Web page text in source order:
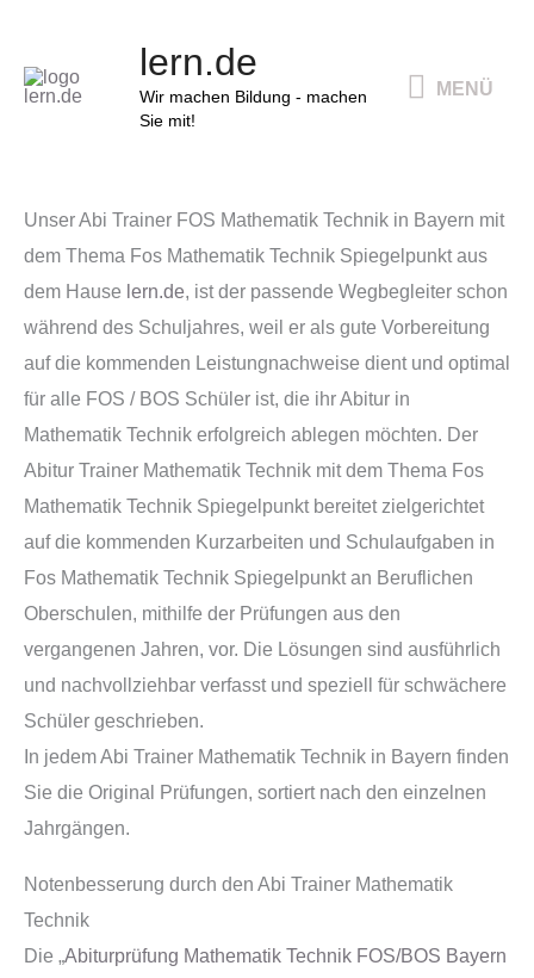
springen
lern.de
Wir machen Bildung - machen
Sie mit!
MENÜ
Unser Abi Trainer FOS Mathematik Technik in Bayern mit
dem Thema Fos Mathematik Technik Spiegelpunkt aus
dem Hause lern.de, ist der passende Wegbegleiter schon
während des Schuljahres, weil er als gute Vorbereitung
auf die kommenden Leistungnachweise dient und optimal
für alle FOS / BOS Schüler ist, die ihr Abitur in
Mathematik Technik erfolgreich ablegen möchten. Der
Abitur Trainer Mathematik Technik mit dem Thema Fos
Mathematik Technik Spiegelpunkt bereitet zielgerichtet
auf die kommenden Kurzarbeiten und Schulaufgaben in
Fos Mathematik Technik Spiegelpunkt an Beruflichen
Oberschulen, mithilfe der Prüfungen aus den
vergangenen Jahren, vor. Die Lösungen sind ausführlich
und nachvollziehbar verfasst und speziell für schwächere
Schüler geschrieben.
In jedem Abi Trainer Mathematik Technik in Bayern finden
Sie die Original Prüfungen, sortiert nach den einzelnen
Jahrgängen.
Notenbesserung durch den Abi Trainer Mathematik
Technik
Die „Abiturprüfung Mathematik Technik FOS/BOS Bayern